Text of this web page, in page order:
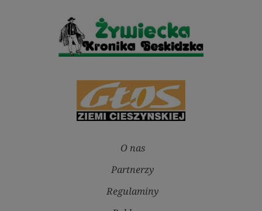
O nas
Partnerzy
Regulaminy